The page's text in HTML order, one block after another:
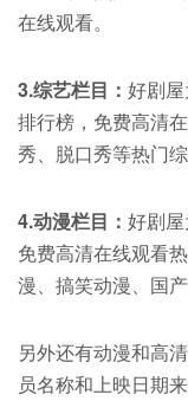
在线观看。
3.综艺栏目： 好剧
排行榜，免费高清
秀、脱口秀等热门综
4.动漫栏目： 好剧
免费高清在线观看
漫、搞笑动漫、国
另外还有动漫和高
员名称和上映日期